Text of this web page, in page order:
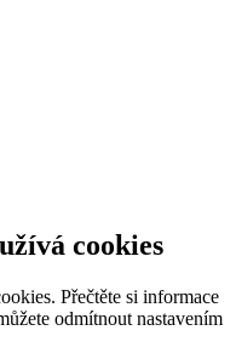
cookies
Přečtěte si informace
odmítnout nastavením